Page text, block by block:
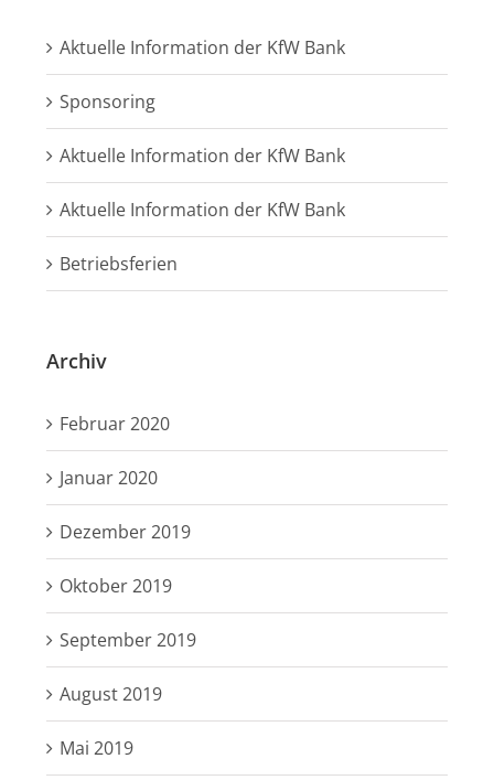
Aktuelle Information der KfW Bank
Sponsoring
Aktuelle Information der KfW Bank
Aktuelle Information der KfW Bank
Betriebsferien
Archiv
Februar 2020
Januar 2020
Dezember 2019
Oktober 2019
September 2019
August 2019
Mai 2019